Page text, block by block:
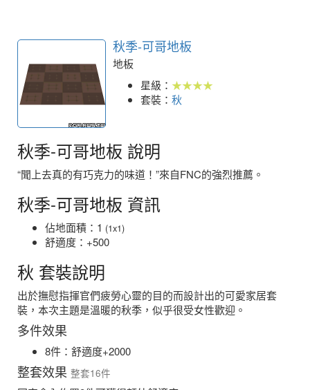
秋季-可哥地板
地板
星級： ★★★★
套裝： 秋
秋季-可哥地板 說明
“聞上去真的有巧克力的味道！”來自FNC的強烈推薦。
秋季-可哥地板 資訊
佔地面積：1 (1x1)
舒適度：+500
秋 套裝說明
出於撫慰指揮官們疲勞心靈的目的而設計出的可愛家居套
裝，本次主題是溫暖的秋季，似乎很受女性歡迎。
多件效果
8件：舒適度+2000
整套效果 整套16件